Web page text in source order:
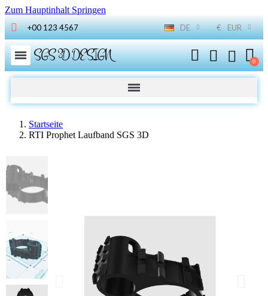
Zum Hauptinhalt Springen
+00 123 4567 DE € EUR
SGS 3D DESIGN
Startseite
RTI Prophet Laufband SGS 3D